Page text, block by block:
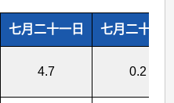
七月二十一日 七月二十二
4.7 0.2